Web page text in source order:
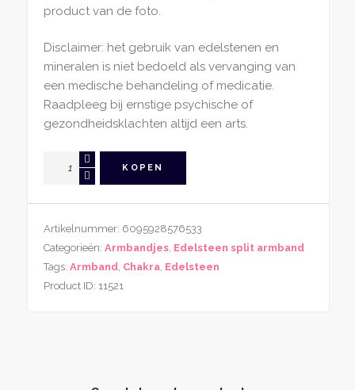
product van de foto.
Disclaimer: het gebruik van edelstenen en
mineralen is niet bedoeld als vervanging van
een medische behandeling of medicatie.
Raadpleeg bij ernstige psychische of
gezondheidsklachten altijd een arts.
aantal
KOPEN
Artikelnummer: 6095928576533
Categorieën: Armbandjes, Edelsteen split armband
Tags: Armband, Chakra, Edelsteen
Product ID: 11521